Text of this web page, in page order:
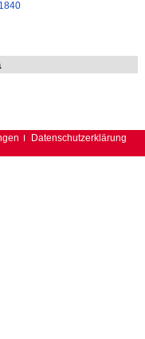
Datenschutzerklärung